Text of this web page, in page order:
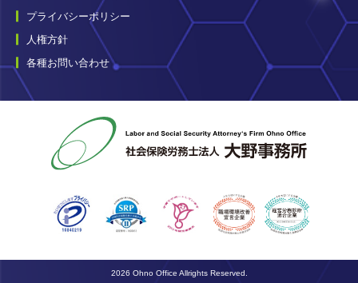
プライバシーポリシー
人権方針
各種お問い合わせ
2026 Ohno Office Allrights Reserved.